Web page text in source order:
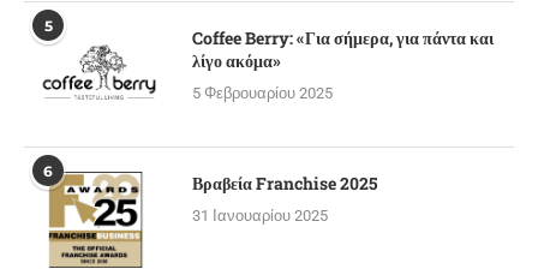
5
Coffee Berry: «Για σήμερα, για πάντα και
λίγο ακόμα»
5 Φεβρουαρίου 2025
6 Βραβεία Franchise 2025
31 Ιανουαρίου 2025